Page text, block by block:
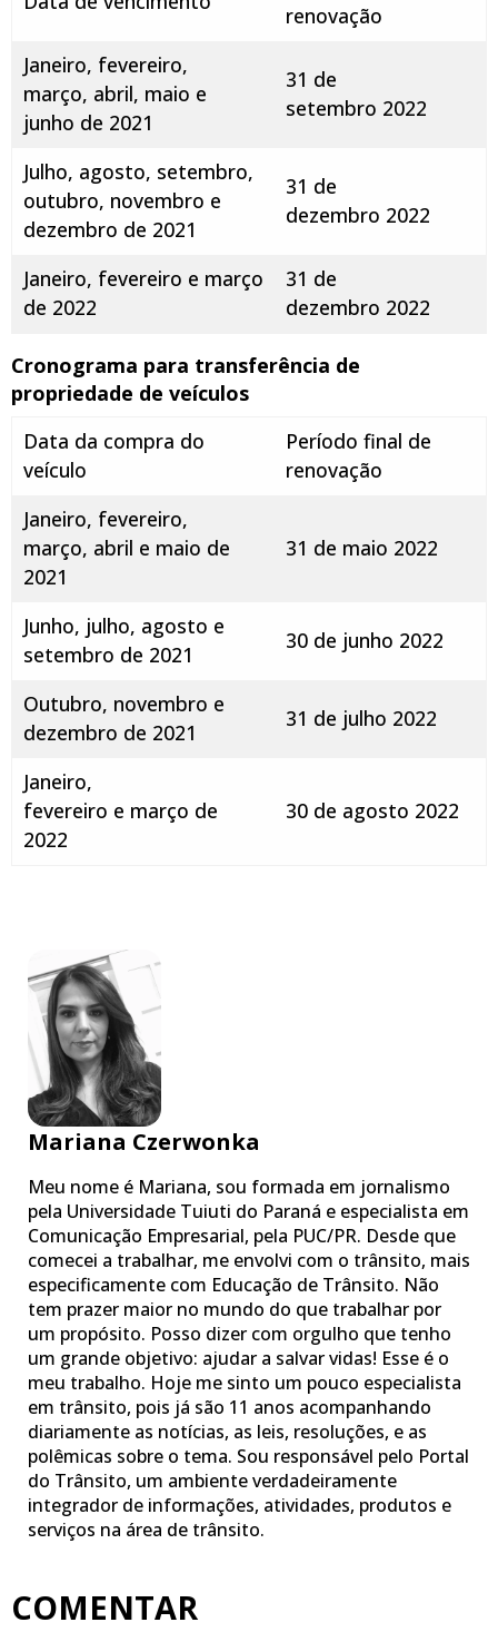
renovação
Janeiro, fevereiro,
março, abril, maio e
junho de 2021
31 de
setembro 2022
Julho, agosto, setembro,
outubro, novembro e
dezembro de 2021
31 de
dezembro 2022
Janeiro, fevereiro e março
de 2022
31 de
dezembro 2022
Cronograma para transferência de
propriedade de veículos
Data da compra do
veículo
Período final de
renovação
Janeiro, fevereiro,
março, abril e maio de
2021
31 de maio 2022
Junho, julho, agosto e
setembro de 2021
30 de junho 2022
Outubro, novembro e
dezembro de 2021
31 de julho 2022
Janeiro,
fevereiro e março de
2022
30 de agosto 2022
Mariana Czerwonka
Meu nome é Mariana, sou formada em jornalismo
pela Universidade Tuiuti do Paraná e especialista em
Comunicação Empresarial, pela PUC/PR. Desde que
comecei a trabalhar, me envolvi com o trânsito, mais
especificamente com Educação de Trânsito. Não
tem prazer maior no mundo do que trabalhar por
um propósito. Posso dizer com orgulho que tenho
um grande objetivo: ajudar a salvar vidas! Esse é o
meu trabalho. Hoje me sinto um pouco especialista
em trânsito, pois já são 11 anos acompanhando
diariamente as notícias, as leis, resoluções, e as
polêmicas sobre o tema. Sou responsável pelo Portal
do Trânsito, um ambiente verdadeiramente
integrador de informações, atividades, produtos e
serviços na área de trânsito.
COMENTAR